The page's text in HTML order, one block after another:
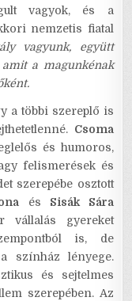
vagyok, és a
nemzetis fiatal
vagyunk, együtt
a magunkénak
a többi szereplő is
Csoma
és humoros,
felismerések és
szerepébe osztott
és Sisák Sára
vállalás gyereket
is, de
színház lényege.
és sejtelmes
szerepében. Az